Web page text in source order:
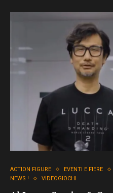
ACTION FIGURE EVENTI E FIERE
NEWS !
VIDEOGIOCHI